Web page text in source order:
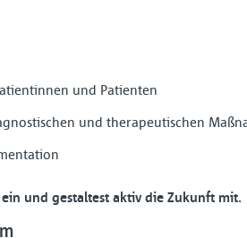
und Patienten
und therapeutischen
und gestaltest aktiv die Zukunft mit.